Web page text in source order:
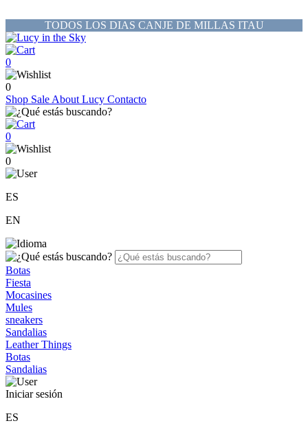
TODOS LOS DIAS CANJE DE MILLAS ITAU
0
0
Shop Sale About Lucy Contacto
0
0
ES
EN
Botas
Fiesta
Mocasines
Mules
sneakers
Sandalias
Leather Things
Botas
Sandalias
Iniciar sesión
ES